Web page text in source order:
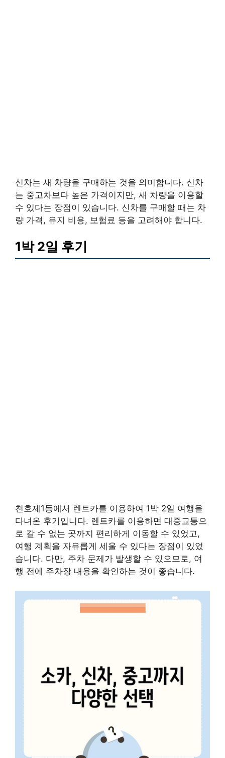
신차는 새 차량을 구매하는 것을 의미합니다. 신차
는 중고차보다 높은 가격이지만, 새 차량을 이용할
수 있다는 장점이 있습니다. 신차를 구매할 때는 차
량 가격, 유지 비용, 보험료 등을 고려해야 합니다.
1박 2일 후기
천호제1동에서 렌트카를 이용하여 1박 2일 여행을
다녀온 후기입니다. 렌트카를 이용하면 대중교통으
로 갈 수 없는 곳까지 편리하게 이동할 수 있었고,
여행 계획을 자유롭게 세울 수 있다는 장점이 있었
습니다. 다만, 주차 문제가 발생할 수 있으므로, 여
행 전에 주차장 내용을 확인하는 것이 좋습니다.